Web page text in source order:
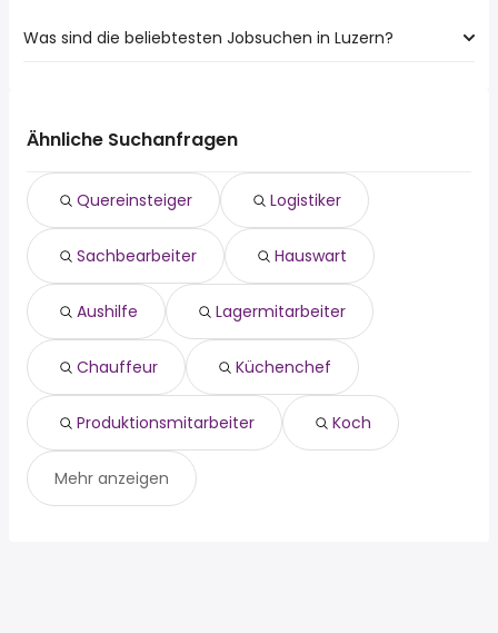
Was sind die beliebtesten Jobsuchen in Luzern?
logistiker
aushilfe
lagermitarbeiter
chauffeur
küchenchef
produktionsmitarbeiter
Ähnliche Suchanfragen
Quereinsteiger Logistiker
Sachbearbeiter Hauswart
Aushilfe Lagermitarbeiter
Chauffeur Küchenchef
Produktionsmitarbeiter Koch
Mehr anzeigen